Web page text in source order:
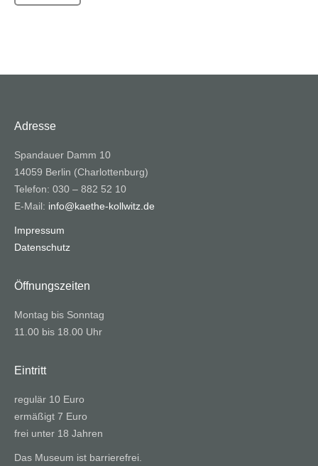
Adresse
Spandauer Damm 10
14059 Berlin (Charlottenburg)
Telefon: 030 – 882 52 10
E-Mail: info@kaethe-kollwitz.de
Impressum
Datenschutz
Öffnungszeiten
Montag bis Sonntag
11.00 bis 18.00 Uhr
Eintritt
regulär 10 Euro
ermäßigt 7 Euro
frei unter 18 Jahren
Das Museum ist barrierefrei.